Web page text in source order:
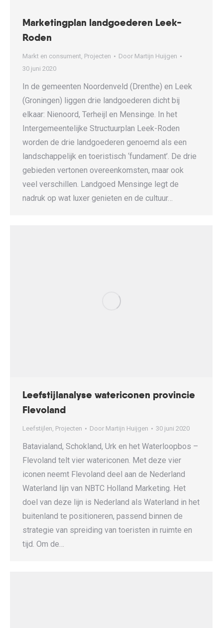
Marketingplan landgoederen Leek-
Roden
Markt en consument, Projecten Door Martijn Huijgen
30 juni 2020
In de gemeenten Noordenveld (Drenthe) en Leek
(Groningen) liggen drie landgoederen dicht bij
elkaar: Nienoord, Terheijl en Mensinge. In het
Intergemeentelijke Structuurplan Leek-Roden
worden de drie landgoederen genoemd als een
landschappelijk en toeristisch ‘fundament’. De drie
gebieden vertonen overeenkomsten, maar ook
veel verschillen. Landgoed Mensinge legt de
nadruk op wat luxer genieten en de cultuur…
Leefstijlanalyse watericonen provincie
Flevoland
Leefstijlen, Projecten Door Martijn Huijgen 30 juni 2020
Batavialand, Schokland, Urk en het Waterloopbos –
Flevoland telt vier watericonen. Met deze vier
iconen neemt Flevoland deel aan de Nederland
Waterland lijn van NBTC Holland Marketing. Het
doel van deze lijn is Nederland als Waterland in het
buitenland te positioneren, passend binnen de
strategie van spreiding van toeristen in ruimte en
tijd. Om de…